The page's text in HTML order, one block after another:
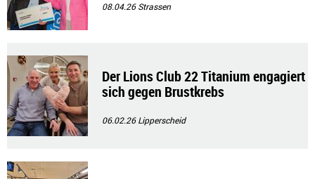
08.04.26Strassen
Der Lions Club 22 Titanium engagiert
sich gegen Brustkrebs
06.02.26Lipperscheid